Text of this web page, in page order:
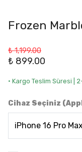
Frozen
₺ 1,199.00
₺ 899.00
• Kargo Teslim Süresi |
Cihaz Seçiniz